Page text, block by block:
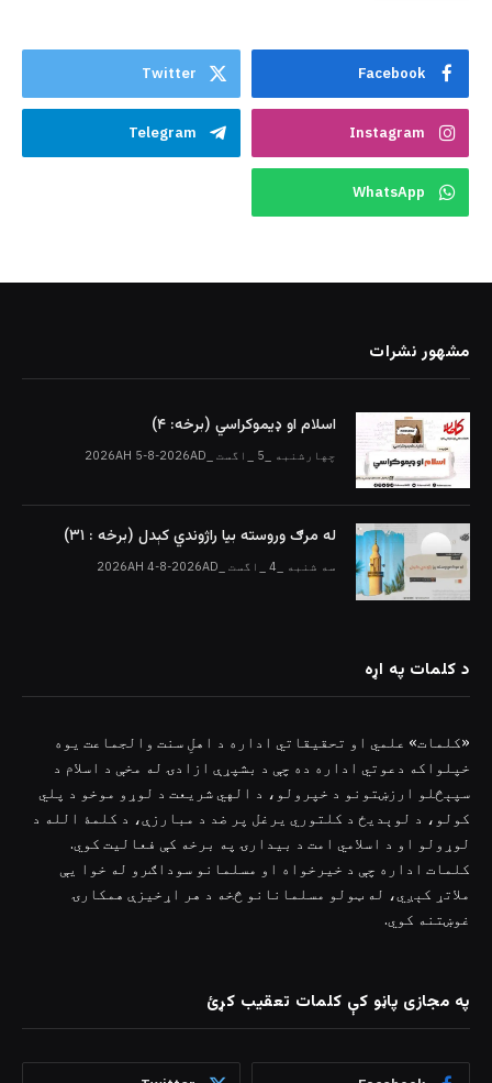
Facebook
Twitter
Instagram
Telegram
WhatsApp
مشهور نشرات
اسلام او ډیموکراسي (برخه: ۴)
چهارشنبه _5 _اگست _2026AH 5-8-2026AD
له مرګ وروسته بیا راژوندي کېدل (برخه : ۳۱)
سه شنبه _4 _اگست _2026AH 4-8-2026AD
د کلمات په اړه
«کلمات» علمي او تحقیقاتي اداره د اهلِ سنت والجماعت یوه
خپلواکه دعوتي اداره ده چې د بشپړې ازادۍ له مخې د اسلام د
سپېڅلو ارزښتونو د خپرولو، د الهي شریعت د لوړو موخو د پلي
کولو، د لوېدیځ د کلتوري یرغل پر ضد د مبارزې، د کلمۀ الله د
لوړولو او د اسلامي امت د بیدارۍ په برخه کې فعالیت کوي.
کلمات اداره چې د خیرخواه او مسلمانو سوداګرو له خوا یې
ملاتړ کېږي، له ټولو مسلمانانو څخه د هر اړخیزې همکارۍ
غوښتنه کوي.
په مجازی پاڼو کې کلمات تعقیب کړئ